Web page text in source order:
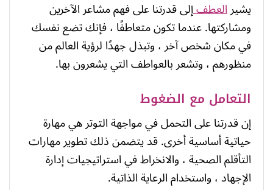
يشيرالعطفإلى قدرتنا على فهم مشاعر الآخرين
ومشاركتها. عندما تكون متعاطفًا ، فإنك تضع نفسك
في مكان شخص آخر ، وتبذل جهدًا لرؤية العالم من
منظورهم ، وتشعر بالعواطف التي يشعرون بها.
التعامل مع الضغوط
إن قدرتنا على التحمل في مواجهة التوتر هي مهارة
حياتية أساسية أخرى. قد يتضمن ذلك تطوير مهارات
التأقلم الصحية ، والانخراط في استراتيجيات إدارة
الإجهاد ، واستخدام الرعاية الذاتية.